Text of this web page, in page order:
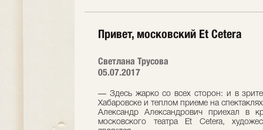
Привет, московский Et Cetera
Светлана Трусова
05.07.2017
— Здесь жарко со всех сторон: и в
Хабаровске и теплом приеме на
Александр Александрович приехал в
московского театра Et Cetera,